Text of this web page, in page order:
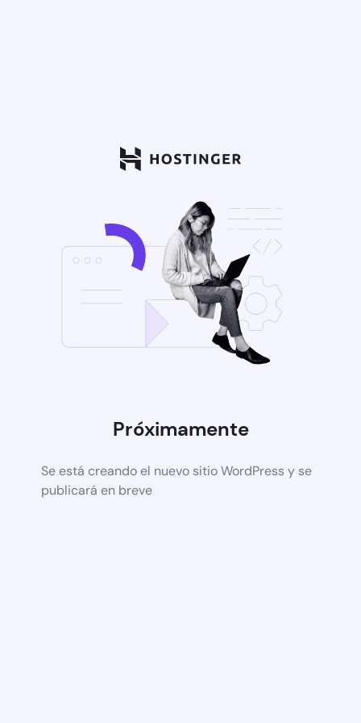
Próximamente
Se está creando el nuevo sitio WordPress y se
publicará en breve